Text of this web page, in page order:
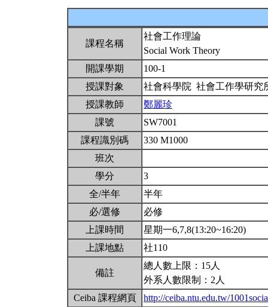
課程名稱
社會工作理論
Social Work Theory
開課學期
100-1
授課對象
社會科學院 社會工作學研
授課教師
鄭麗珍
課號
SW7001
課程識別碼
330 M1000
班次
學分
3
全/半年
半年
必/選修
必修
上課時間
星期一6,7,8(13:20~16:20)
上課地點
社110
備註
總人數上限：15人
外系人數限制：2人
Ceiba 課程網頁
http://ceiba.ntu.edu.tw/